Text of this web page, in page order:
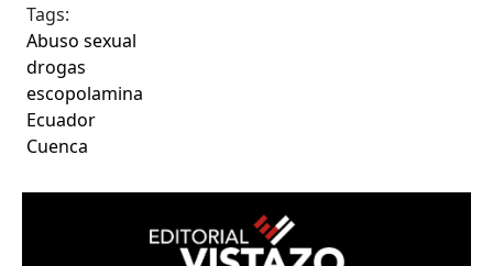
Tags:
Abuso sexual
drogas
escopolamina
Ecuador
Cuenca